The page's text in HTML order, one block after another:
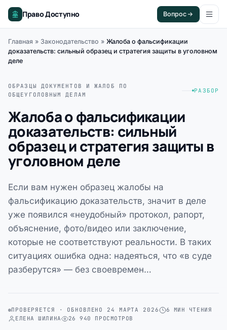
Право Доступно Вопрос
Главная » Законодательство » Жалоба о фальсификации
доказательств: сильный образец и стратегия защиты в уголовном
деле
ОБРАЗЦЫ ДОКУМЕНТОВ И ЖАЛОБ ПО
ОБЩЕУГОЛОВНЫМ ДЕЛАМ
РАЗБОР
Жалоба о фальсификации
доказательств: сильный
образец и стратегия защиты в
уголовном деле
Если вам нужен образец жалобы на
фальсификацию доказательств, значит в деле
уже появился «неудобный» протокол, рапорт,
объяснение, фото/видео или заключение,
которые не соответствуют реальности. В таких
ситуациях ошибка одна: надеяться, что «в суде
разберутся» — без своевремен…
ПРОВЕРЯЕТСЯ · ОБНОВЛЕНО 24 МАРТА 2026
6 МИН ЧТЕНИЯ
ЕЛЕНА ШИЛИНА
26 940 ПРОСМОТРОВ